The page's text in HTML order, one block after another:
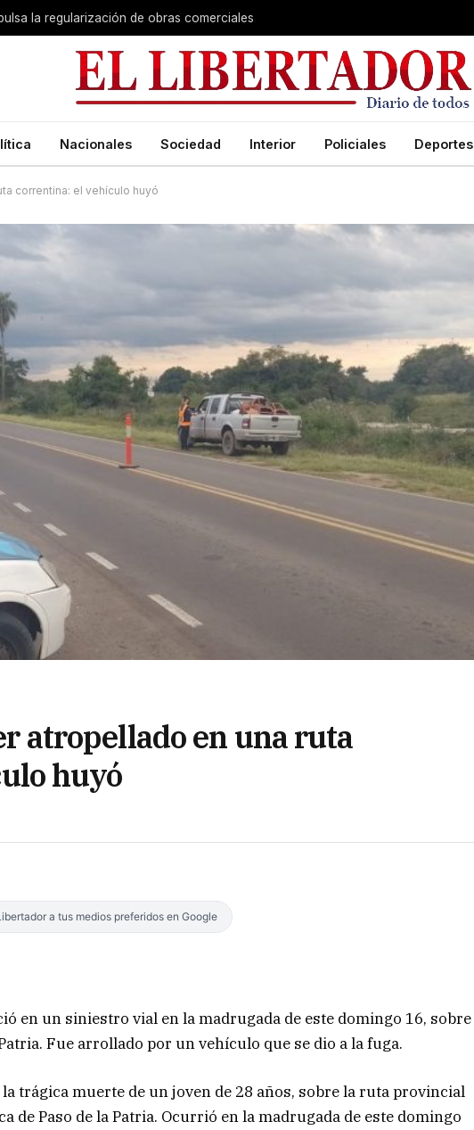
la regularización de obras comerciales
Nacionales Sociedad Interior Policiales Deportes
correntina: el vehículo huyó
atropellado en una ruta
huyó
a tus medios preferidos en Google
en un siniestro vial en la madrugada de este domingo 16, sobre
Fue arrollado por un vehículo que se dio a la fuga.
trágica muerte de un joven de 28 años, sobre la ruta provincial
de Paso de la Patria. Ocurrió en la madrugada de este domingo